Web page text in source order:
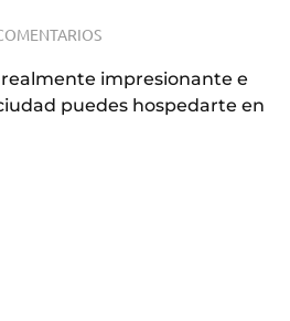
realmente impresionante e
puedes hospedarte en